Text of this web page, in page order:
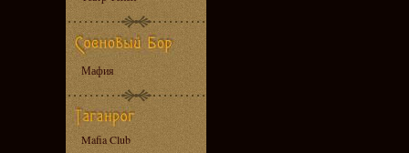
Мафия
Mafia Club